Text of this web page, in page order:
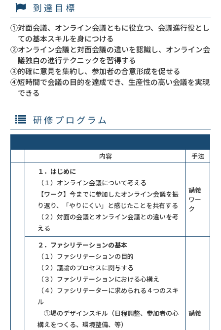
到達目標
①対面会議、オンライン会議ともに役立つ、会議進行役とし
ての基本スキルを身につける
②オンライン会議と対面会議の違いを認識し、オンライン会
議独自の進行テクニックを習得する
③的確に意見を集約し、参加者の合意形成を促せる
④短時間で会議の目的を達成でき、生産性の高い会議を実現
できる
研修プログラム
内容
手法
１．はじめに
（１）オンライン会議について考える
【ワーク】今までに参加したオンライン会議を振
り返り、「やりにくい」と感じたことを共有する
（２）対面の会議とオンライン会議との違いを考
える
講義
ワー
ク
２．ファシリテーションの基本
（１）ファシリテーションの目的
（２）議論のプロセスに関与する
（３）ファシリテーションにおける心構え
（４）ファシリテーターに求められる４つのスキ
ル
①場のデザインスキル（日程調整、参加者の心
構えをつくる、環境整備、等）
講義